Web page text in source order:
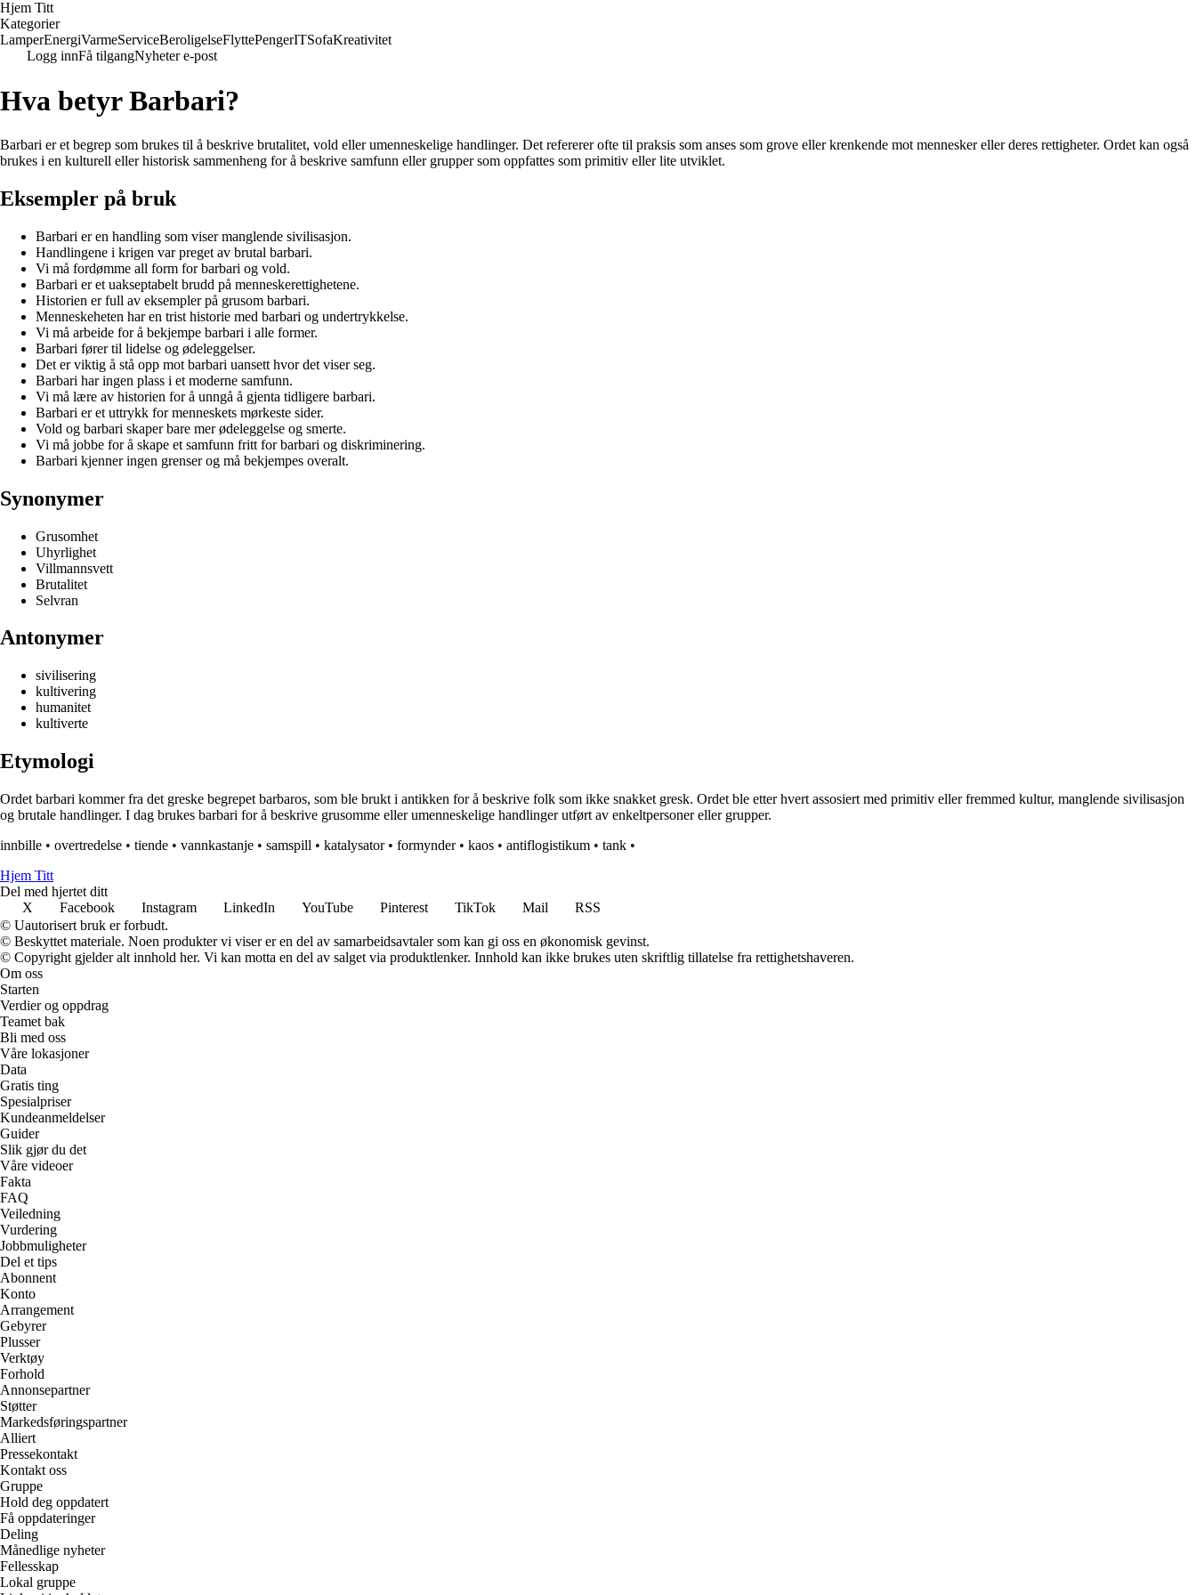
Hjem Titt
Kategorier
LamperEnergiVarmeServiceBeroligelseFlyttePengerITSofaKreativitet
Logg innFå tilgangNyheter e-post
Hva betyr Barbari?
Barbari er et begrep som brukes til å beskrive brutalitet, vold eller umenneskelige handlinger. Det refererer ofte til praksis som anses som grove eller krenkende mot mennesker eller deres rettigheter. Ordet kan også
brukes i en kulturell eller historisk sammenheng for å beskrive samfunn eller grupper som oppfattes som primitiv eller lite utviklet.
Eksempler på bruk
Barbari er en handling som viser manglende sivilisasjon.
Handlingene i krigen var preget av brutal barbari.
Vi må fordømme all form for barbari og vold.
Barbari er et uakseptabelt brudd på menneskerettighetene.
Historien er full av eksempler på grusom barbari.
Menneskeheten har en trist historie med barbari og undertrykkelse.
Vi må arbeide for å bekjempe barbari i alle former.
Barbari fører til lidelse og ødeleggelser.
Det er viktig å stå opp mot barbari uansett hvor det viser seg.
Barbari har ingen plass i et moderne samfunn.
Vi må lære av historien for å unngå å gjenta tidligere barbari.
Barbari er et uttrykk for menneskets mørkeste sider.
Vold og barbari skaper bare mer ødeleggelse og smerte.
Vi må jobbe for å skape et samfunn fritt for barbari og diskriminering.
Barbari kjenner ingen grenser og må bekjempes overalt.
Synonymer
Grusomhet
Uhyrlighet
Villmannsvett
Brutalitet
Selvran
Antonymer
sivilisering
kultivering
humanitet
kultiverte
Etymologi
Ordet barbari kommer fra det greske begrepet barbaros, som ble brukt i antikken for å beskrive folk som ikke snakket gresk. Ordet ble etter hvert assosiert med primitiv eller fremmed kultur, manglende sivilisasjon
og brutale handlinger. I dag brukes barbari for å beskrive grusomme eller umenneskelige handlinger utført av enkeltpersoner eller grupper.
innbille • overtredelse • tiende • vannkastanje • samspill • katalysator• formynder• kaos • antiflogistikum • tank •
Hjem Titt
Del med hjertet ditt
X
Facebook Instagram LinkedIn YouTube Pinterest TikTok Mail
RSS
© Uautorisert bruk er forbudt.
© Beskyttet materiale. Noen produkter vi viser er en del av samarbeidsavtaler som kan gi oss en økonomisk gevinst.
© Copyright gjelder alt innhold her. Vi kan motta en del av salget via produktlenker. Innhold kan ikke brukes uten skriftlig tillatelse fra rettighetshaveren.
Om oss
Starten
Verdier og oppdrag
Teamet bak
Bli med oss
Våre lokasjoner
Data
Gratis ting
Spesialpriser
Kundeanmeldelser
Guider
Slik gjør du det
Våre videoer
Fakta
FAQ
Veiledning
Vurdering
Jobbmuligheter
Del et tips
Abonnent
Konto
Arrangement
Gebyrer
Plusser
Verktøy
Forhold
Annonsepartner
Støtter
Markedsføringspartner
Alliert
Pressekontakt
Kontakt oss
Gruppe
Hold deg oppdatert
Få oppdateringer
Deling
Månedlige nyheter
Fellesskap
Lokal gruppe